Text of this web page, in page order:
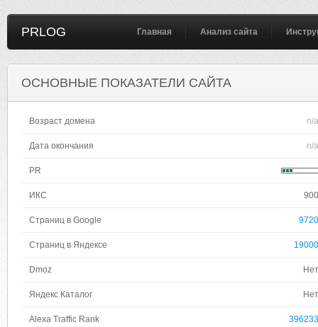
PRLOG Главная Анализ сайта
ОСНОВНЫЕ ПОКАЗАТЕЛИ САЙТА
Возраст домена n/a
Дата окончания n/a
PR
ИКС 900
Страниц в Google 9720
Страниц в Яндексе 19000
Dmoz Нет
Яндекс Каталог Нет
Alexa Traffic Rank 396233